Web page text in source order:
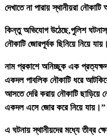
দেখাতে না পারায় স্থানীয়রা
কিন্তু অভিযোগ উঠেছে,পুলিশ
নৌকাটি জোরপূর্বক ছিনিয়ে নিয়ে যায়।
নাম প্রকাশে অনিচ্ছুক এক
একদল পাবলিক নৌকাটি ধরে
আসতে দেরি করায় নৌকাটি
একদল এসে জোর করে নিয়ে যায়।”
এ ঘটনায় স্থানীয়দের মধ্যে তীব্র